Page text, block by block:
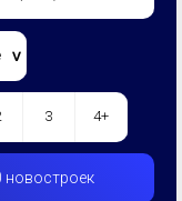
3 4+
новостроек